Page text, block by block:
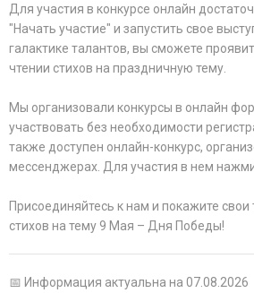
Для участия в конкурсе онлайн
"Начать участие" и запустить свое
галактике талантов, вы сможете
чтении стихов на праздничную тему.
Мы организовали конкурсы в онлайн
участвовать без необходимости
также доступен онлайн-конкурс,
мессенджерах. Для участия в нем
Присоединяйтесь к нам и покажите свои
стихов на тему 9 Мая – Дня Победы!
📅 Информация актуальна на 07.08.2026